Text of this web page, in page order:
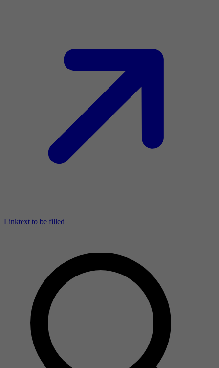
Linktext to be filled